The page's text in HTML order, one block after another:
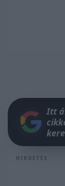
Itt
HIRDETÉS